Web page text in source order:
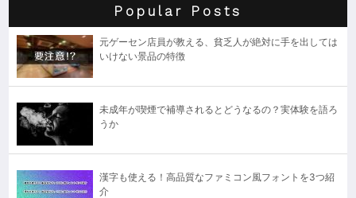
Popular Posts
元ゲーセン店員が教える、貧乏人が絶対に手を出しては
いけない景品の特徴
未成年が喫煙で補導されるとどうなるの？実体験を語ろ
うか
漢字も使える！高品質なファミコン風フォントを3つ紹
介